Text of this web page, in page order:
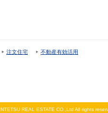
注文住宅
不動産有効活用
REAL ESTATE CO.,Ltd All rights